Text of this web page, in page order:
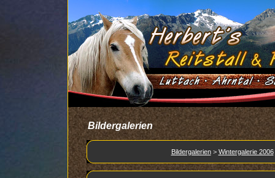
Bildergalerien
Bildergalerien> Wintergalerie 2006